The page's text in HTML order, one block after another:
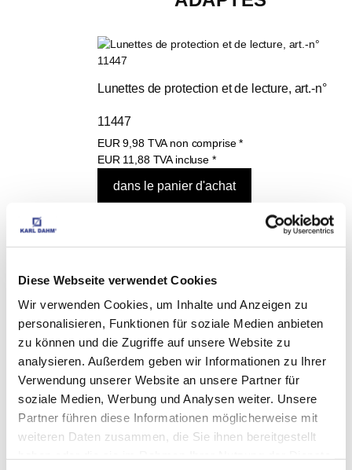
Diese Webseite verwendet Cookies
Wir verwenden Cookies, um Inhalte und Anzeigen zu
personalisieren, Funktionen für soziale Medien anbieten
zu können und die Zugriffe auf unsere Website zu
analysieren. Außerdem geben wir Informationen zu Ihrer
Verwendung unserer Website an unsere Partner für
soziale Medien, Werbung und Analysen weiter. Unsere
Partner führen diese Informationen möglicherweise mit
weiteren Daten zusammen, die Sie ihnen bereitgestellt
Lunettes de protection et de lecture, art.-n°
11447
EUR9,98 TVA non comprise *
EUR 11,88 TVA incluse *
EUR7,84TVA incluse *
Karl Dahm Dépoussiéreur Maxi art.-n° 12074
EUR21,90TVA non comprise *
EUR26,06TVA incluse *